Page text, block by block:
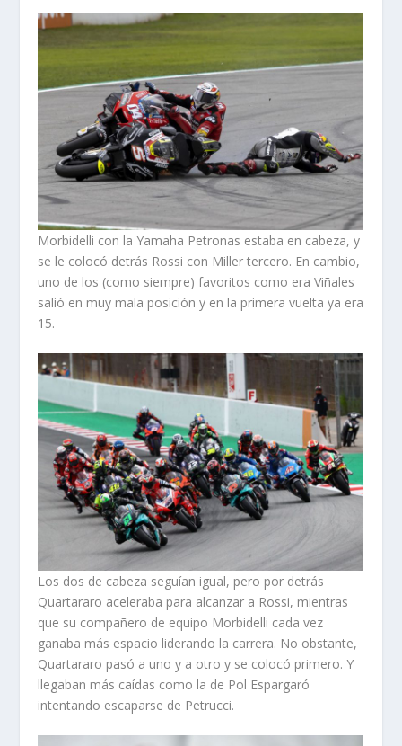
Morbidelli con la Yamaha Petronas estaba en cabeza, y
se le colocó detrás Rossi con Miller tercero. En cambio,
uno de los (como siempre) favoritos como era Viñales
salió en muy mala posición y en la primera vuelta ya era
15.
Los dos de cabeza seguían igual, pero por detrás
Quartararo aceleraba para alcanzar a Rossi, mientras
que su compañero de equipo Morbidelli cada vez
ganaba más espacio liderando la carrera. No obstante,
Quartararo pasó a uno y a otro y se colocó primero. Y
llegaban más caídas como la de Pol Espargaró
intentando escaparse de Petrucci.